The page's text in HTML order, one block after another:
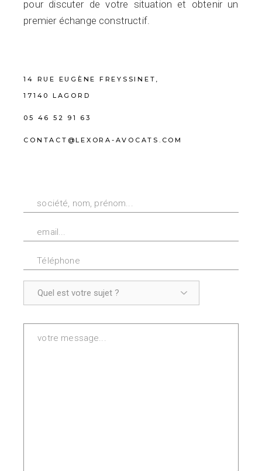
pour discuter de votre situation et obtenir un
premier échange constructif.
14 RUE EUGÈNE FREYSSINET,
17140 LAGORD
05 46 52 91 63
CONTACT@LEXORA-AVOCATS.COM